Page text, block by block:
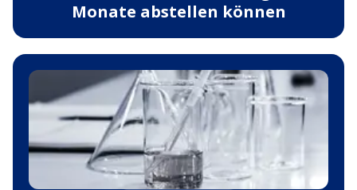
Monate abstellen können